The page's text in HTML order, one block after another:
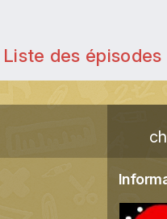
Liste des épisodes